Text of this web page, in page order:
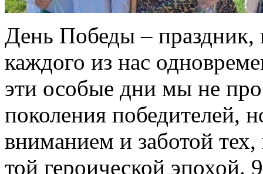
День Победы – праздник,
каждого из нас
эти особые дни мы не
поколения победителей,
вниманием и заботой
той героической эпохой.